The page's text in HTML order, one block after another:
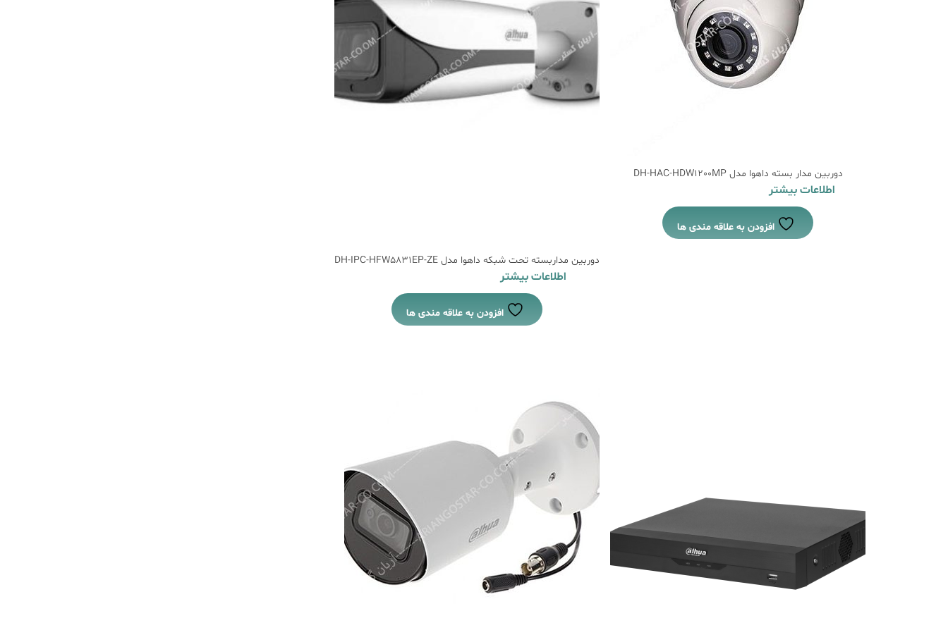
دوربین مدار بسته داهوا مدل DH-HAC-HDW1200MP
اطلاعات بیشتر
افزودن به علاقه مندی ها
دوربین مداربسته تحت شبکه داهوا مدل DH-IPC-HFW5831EP-ZE
اطلاعات بیشتر
افزودن به علاقه مندی ها